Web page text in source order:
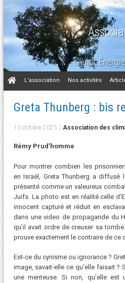
Climat,
Aller
au
L’association Nos activités
Greta Thunberg : bis
13 octobre 2025 / Association des
Rémy Prud’homme
Pour montrer combien les
en Israël, Greta Thunberg a diffusé
présenté comme un valeureux
Juifs. La photo est en réalité celle
innocent capturé et réduit en
dans une video de propagande du
qu’il avait ordre de creuser sa
prouve exactement le contraire de ce
Est-ce du cynisme ou ignorance ?
image, savait-elle ce qu’elle faisait ?
une menteuse. Si non, qu’elle est